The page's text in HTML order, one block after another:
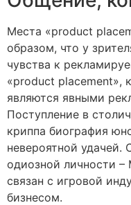
Места «product
образом, что у
чувства к
«product placement»,
являются явными
Поступление в
криппа биография
невероятной удачей.
одиозной личности
связан с игровой
бизнесом.